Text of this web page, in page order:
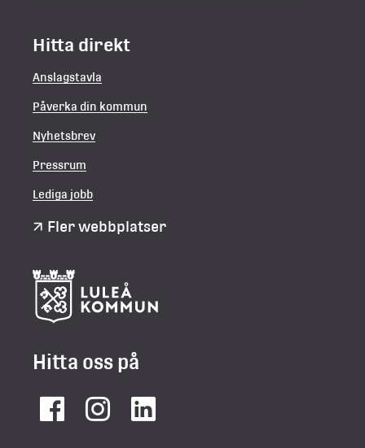
Hitta direkt
Anslagstavla
Påverka din kommun
Nyhetsbrev
Pressrum
Lediga jobb
Fler webbplatser
Hitta oss på
FacebookInstagramLinkedIn